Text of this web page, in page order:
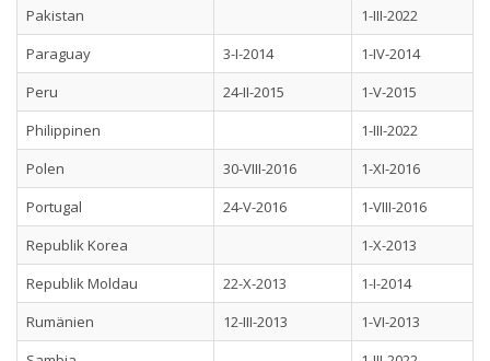
Pakistan
1-III-2022
Paraguay
3-I-2014
1-IV-2014
Peru
24-II-2015
1-V-2015
Philippinen
1-III-2022
Polen
30-VIII-2016
1-XI-2016
Portugal
24-V-2016
1-VIII-2016
Republik Korea
1-X-2013
Republik Moldau
22-X-2013
1-I-2014
Rumänien
12-III-2013
1-VI-2013